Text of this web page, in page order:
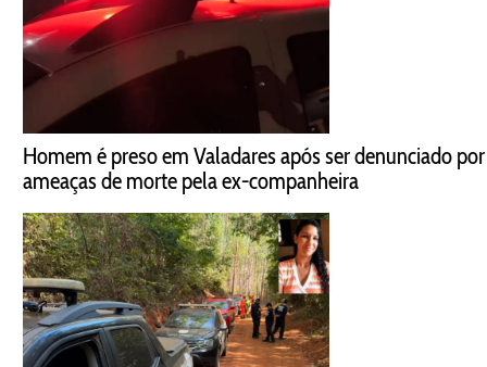
Homem é preso em Valadares após ser denunciado por
ameaças de morte pela ex-companheira